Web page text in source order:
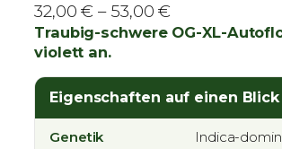
32,00€ – 53,00€
r
i
s
s
Traubig-schwere OG-XL-
violett an.
Eigenschaften auf einen Blick
Genetik Indica-